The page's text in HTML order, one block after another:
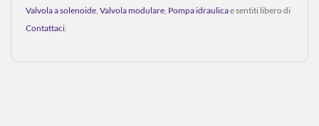
Valvola a solenoide, Valvola modulare, Pompa idraulicae sentiti libero di
Contattaci.